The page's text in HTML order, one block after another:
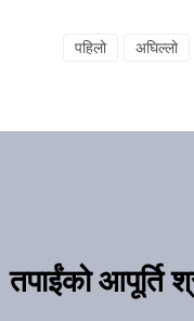
पहिलो अघिल्लो
तपाईंको आपूर्ति